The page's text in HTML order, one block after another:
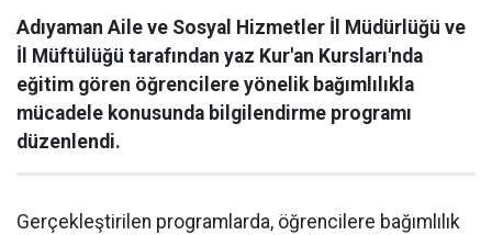
Adıyaman Aile ve Sosyal Hizmetler İl Müdürlüğü ve
İl Müftülüğü tarafından yaz Kur'an Kursları'nda
eğitim gören öğrencilere yönelik bağımlılıkla
mücadele konusunda bilgilendirme programı
düzenlendi.
Gerçekleştirilen programlarda, öğrencilere bağımlılık